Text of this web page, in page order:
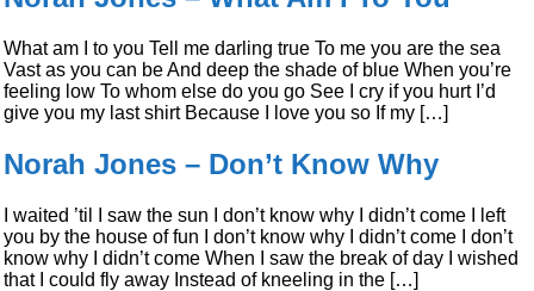
What am I to you Tell me darling true To me you are the sea
Vast as you can be And deep the shade of blue When you’re
feeling low To whom else do you go See I cry if you hurt I’d
give you my last shirt Because I love you so If my […]
Norah Jones – Don’t Know Why
I waited ’til I saw the sun I don’t know why I didn’t come I left
you by the house of fun I don’t know why I didn’t come I don’t
know why I didn’t come When I saw the break of day I wished
that I could fly away Instead of kneeling in the […]